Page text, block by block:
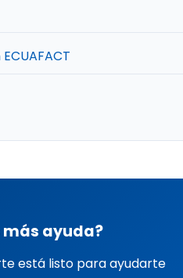
más ayuda?
está listo para ayudarte